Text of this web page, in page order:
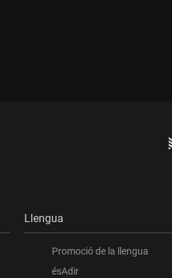
Llengua
Promoció de la llengua
ésAdir